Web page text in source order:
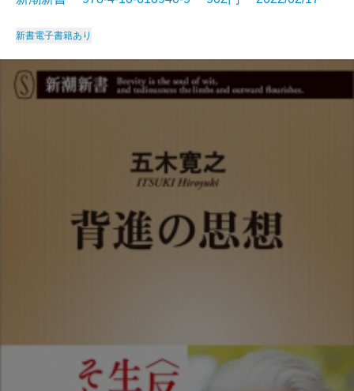
新書電子書籍あり